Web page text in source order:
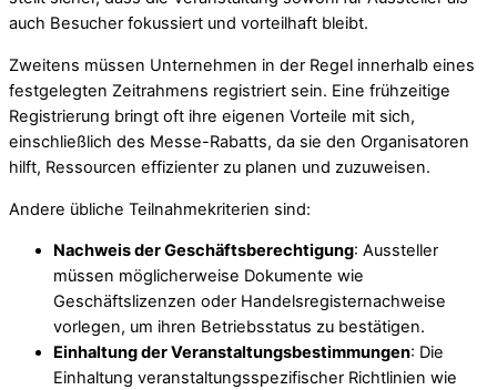
auch Besucher fokussiert und vorteilhaft bleibt.
Zweitens müssen Unternehmen in der Regel innerhalb eines
festgelegten Zeitrahmens registriert sein. Eine frühzeitige
Registrierung bringt oft ihre eigenen Vorteile mit sich,
einschließlich des Messe-Rabatts, da sie den Organisatoren
hilft, Ressourcen effizienter zu planen und zuzuweisen.
Andere übliche Teilnahmekriterien sind:
Nachweis der Geschäftsberechtigung: Aussteller
müssen möglicherweise Dokumente wie
Geschäftslizenzen oder Handelsregisternachweise
vorlegen, um ihren Betriebsstatus zu bestätigen.
Einhaltung der Veranstaltungsbestimmungen: Die
Einhaltung veranstaltungsspezifischer Richtlinien wie